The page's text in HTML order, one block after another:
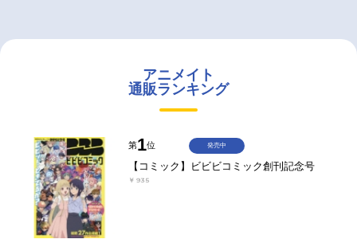
アニメイト
通販ランキング
第1位
【コミック】ビビビコミック創刊記念号
￥935
発売中